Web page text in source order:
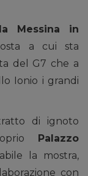
Messina in
a cui sta
del G7 che a
Ionio i grandi
di ignoto
Palazzo
la mostra,
con